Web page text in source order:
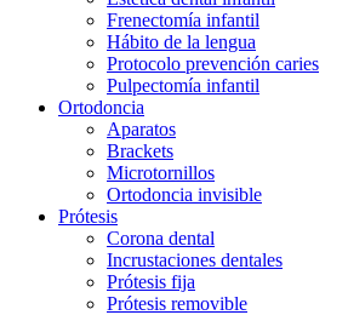
Frenectomía infantil
Hábito de la lengua
Protocolo prevención caries
Pulpectomía infantil
Ortodoncia
Aparatos
Brackets
Microtornillos
Ortodoncia invisible
Prótesis
Corona dental
Incrustaciones dentales
Prótesis fija
Prótesis removible